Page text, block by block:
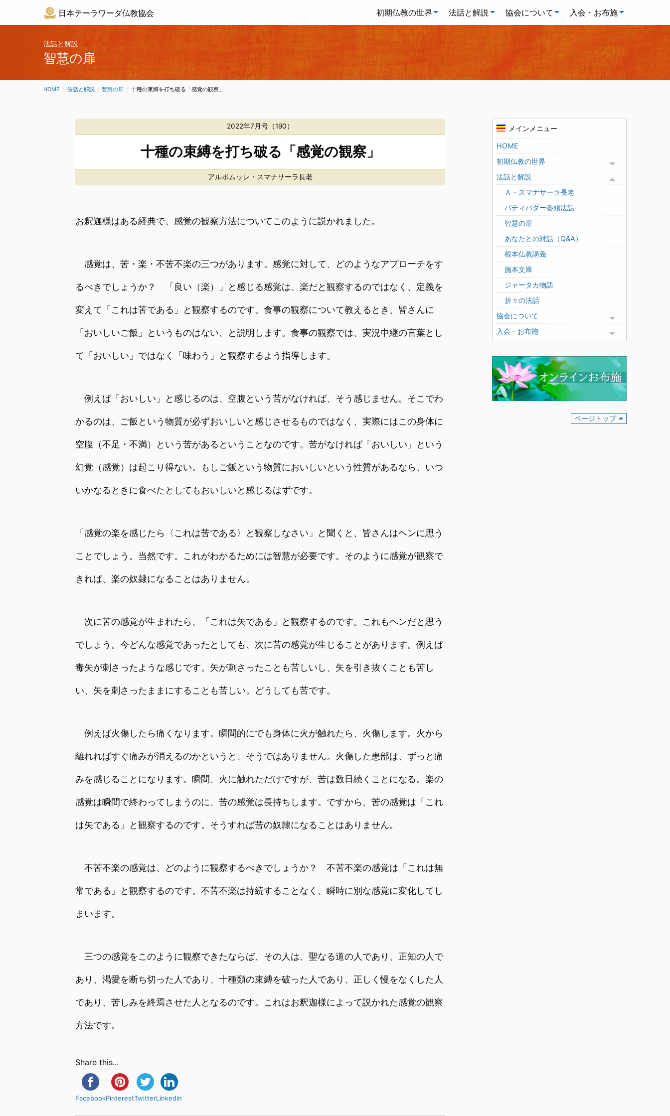
日本テーラワーダ仏教協会 初期仏教の世界 法話と解説 協会について 入会・お布施
法話と解説
智慧の扉
HOME 法話と解説 智慧の扉 CURRENT:
十種の束縛を打ち破る「感覚の観察」
2022年7月号（190）
十種の束縛を打ち破る「感覚の観察」
アルボムッレ・スマナサーラ長老
お釈迦様はある経典で、感覚の観察方法についてこのように説かれました。
感覚は、苦・楽・不苦不楽の三つがあります。感覚に対して、どのようなアプローチをす
るべきでしょうか？ 「良い（楽）」と感じる感覚は、楽だと観察するのではなく、定義を
変えて「これは苦である」と観察するのです。食事の観察について教えるとき、皆さんに
「おいしいご飯」というものはない、と説明します。食事の観察では、実況中継の言葉とし
て「おいしい」ではなく「味わう」と観察するよう指導します。
例えば「おいしい」と感じるのは、空腹という苦がなければ、そう感じません。そこでわ
かるのは、ご飯という物質が必ずおいしいと感じさせるものではなく、実際にはこの身体に
空腹（不足・不満）という苦があるということなのです。苦がなければ「おいしい」という
幻覚（感覚）は起こり得ない。もしご飯という物質においしいという性質があるなら、いつ
いかなるときに食べたとしてもおいしいと感じるはずです。
「感覚の楽を感じたら〈これは苦である〉と観察しなさい」と聞くと、皆さんはヘンに思う
ことでしょう。当然です。これがわかるためには智慧が必要です。そのように感覚が観察で
きれば、楽の奴隷になることはありません。
次に苦の感覚が生まれたら、「これは矢である」と観察するのです。これもヘンだと思う
でしょう。今どんな感覚であったとしても、次に苦の感覚が生じることがあります。例えば
毒矢が刺さったような感じです。矢が刺さったことも苦しいし、矢を引き抜くことも苦し
い、矢を刺さったままにすることも苦しい。どうしても苦です。
例えば火傷したら痛くなります。瞬間的にでも身体に火が触れたら、火傷します。火から
離れればすぐ痛みが消えるのかというと、そうではありません。火傷した患部は、ずっと痛
みを感じることになります。瞬間、火に触れただけですが、苦は数日続くことになる。楽の
感覚は瞬間で終わってしまうのに、苦の感覚は長持ちします。ですから、苦の感覚は「これ
は矢である」と観察するのです。そうすれば苦の奴隷になることはありません。
不苦不楽の感覚は、どのように観察するべきでしょうか？ 不苦不楽の感覚は「これは無
常である」と観察するのです。不苦不楽は持続することなく、瞬時に別な感覚に変化してし
まいます。
三つの感覚をこのように観察できたならば、その人は、聖なる道の人であり、正知の人で
あり、渇愛を断ち切った人であり、十種類の束縛を破った人であり、正しく慢をなくした人
であり、苦しみを終焉させた人となるのです。これはお釈迦様によって説かれた感覚の観察
方法です。
Share this...
FacebookPinterestTwitterLinkedin
メインメニュー
HOME
初期仏教の世界
Toggle menu
法話と解説
Toggle menu
Ａ・スマナサーラ長老
パティパダー巻頭法話
智慧の扉
あなたとの対話（Q&A）
根本仏教講義
施本文庫
ジャータカ物語
折々の法話
協会について
Toggle menu
入会・お布施
Toggle menu
ページトップ